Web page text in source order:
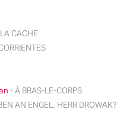
CACHE
- À BRAS-LE-CORPS
AN ENGEL, HERR DROWAK?